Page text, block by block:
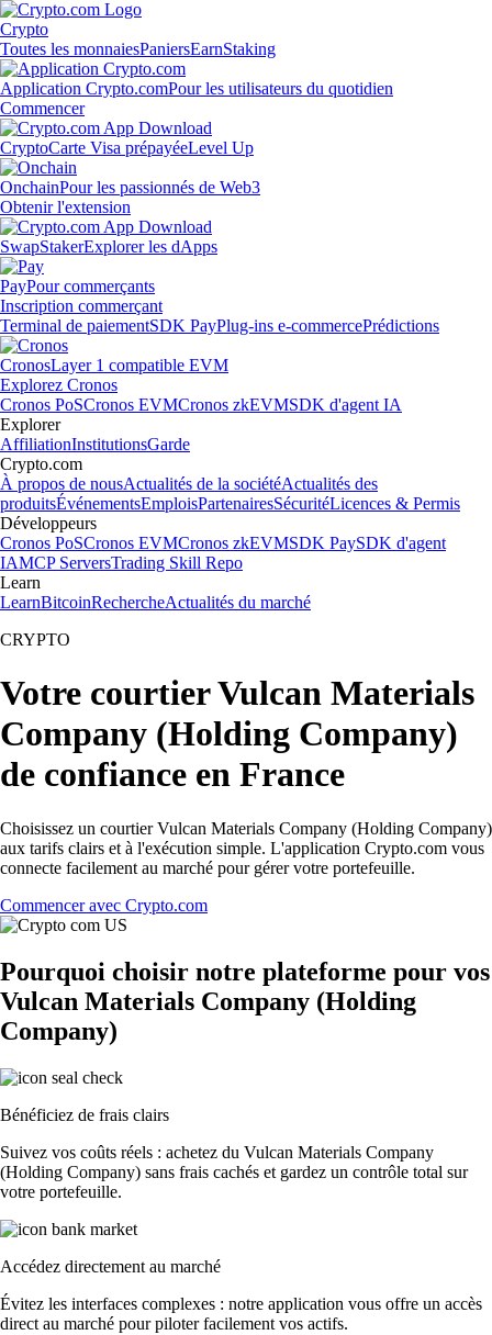
Crypto
Toutes les monnaiesPaniersEarnStaking
Application Crypto.comPour les utilisateurs du quotidien
Commencer
CryptoCarte Visa prépayéeLevel Up
OnchainPour les passionnés de Web3
Obtenir l'extension
SwapStakerExplorer les dApps
PayPour commerçants
Inscription commerçant
Terminal de paiementSDK PayPlug-ins e-commercePrédictions
CronosLayer 1 compatible EVM
Explorez Cronos
Cronos PoSCronos EVMCronos zkEVMSDK d'agent IA
Explorer
AffiliationInstitutionsGarde
Crypto.com
À propos de nousActualités de la sociétéActualités des
produitsÉvénementsEmploisPartenairesSécuritéLicences & Permis
Développeurs
Cronos PoSCronos EVMCronos zkEVMSDK PaySDK d'agent
IAMCP ServersTrading Skill Repo
Learn
LearnBitcoinRechercheActualités du marché
CRYPTO
Votre courtier Vulcan Materials
Company (Holding Company)
de confiance en France
Choisissez un courtier Vulcan Materials Company (Holding Company)
aux tarifs clairs et à l'exécution simple. L'application Crypto.com vous
connecte facilement au marché pour gérer votre portefeuille.
Commencer avec Crypto.com
Pourquoi choisir notre plateforme pour vos
Vulcan Materials Company (Holding
Company)
Bénéficiez de frais clairs
Suivez vos coûts réels : achetez du Vulcan Materials Company
(Holding Company) sans frais cachés et gardez un contrôle total sur
votre portefeuille.
Accédez directement au marché
Évitez les interfaces complexes : notre application vous offre un accès
direct au marché pour piloter facilement vos actifs.